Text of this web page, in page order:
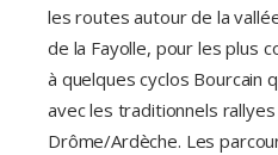
les routes autour de la
de la Fayolle, pour les plus
à quelques cyclos Bourcain
avec les traditionnels
Drôme/Ardèche. Les